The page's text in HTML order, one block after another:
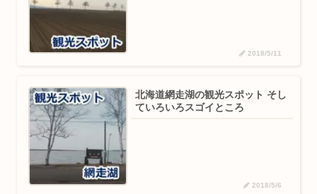
2018/5/11
北海道網走湖の観光スポット そし
ていろいろスゴイところ
2018/5/6